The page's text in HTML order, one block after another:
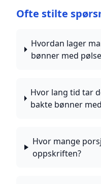
Ofte stilte
Hvordan lager
bønner med
Hvor lang tid tar
bakte bønner
Hvor mange
oppskriften?